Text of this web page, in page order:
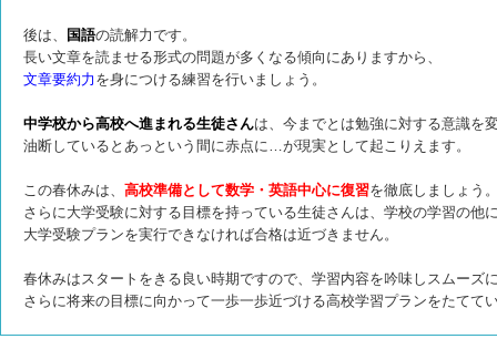
後は、 国語の読解力です。
長い文章を読ませる形式の問題が多くなる傾向にありますから、
文章要約力 を身につける練習を行いましょう。
中学校から高校へ進まれる生徒さんは、今までとは勉強に対する意識を
油断しているとあっという間に赤点に…が現実として起こりえます。
この春休みは、 高校準備として数学・英語中心に復習を徹底しましょう
さらに大学受験に対する目標を持っている生徒さんは、学校の学習の他
大学受験プランを実行できなければ合格は近づきません。
春休みはスタートをきる良い時期ですので、学習内容を吟味しスムーズ
さらに将来の目標に向かって一歩一歩近づける高校学習プランをたてて